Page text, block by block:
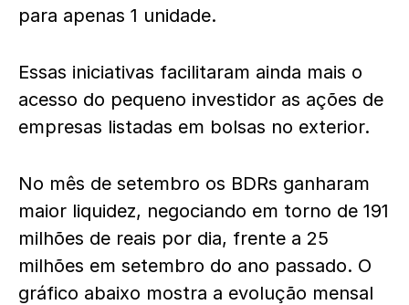
para apenas 1 unidade.
Essas iniciativas facilitaram ainda mais o
acesso do pequeno investidor as ações de
empresas listadas em bolsas no exterior.
No mês de setembro os BDRs ganharam
maior liquidez, negociando em torno de 191
milhões de reais por dia, frente a 25
milhões em setembro do ano passado. O
gráfico abaixo mostra a evolução mensal